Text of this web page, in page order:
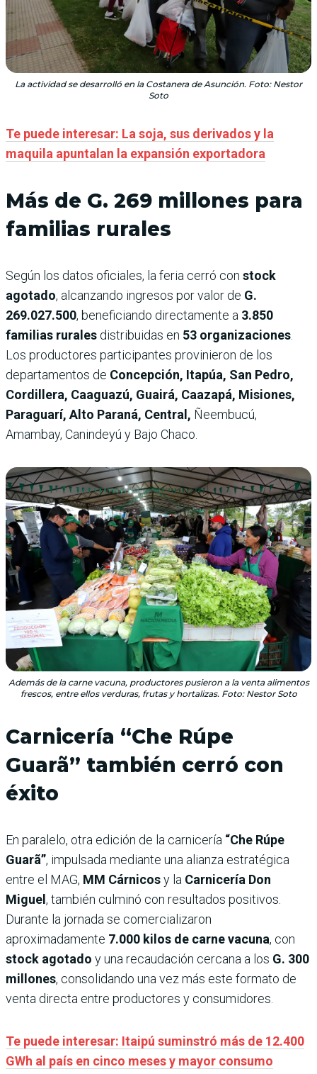
La actividad se desarrolló en la Costanera de Asunción. Foto: Nestor
Soto
Te puede interesar: La soja, sus derivados y la
maquila apuntalan la expansión exportadora
Más de G. 269 millones para
familias rurales
Según los datos oficiales, la feria cerró con stock
agotado, alcanzando ingresos por valor de G.
269.027.500, beneficiando directamente a 3.850
familias rurales distribuidas en 53 organizaciones
Los productores participantes provinieron de los
departamentos de Concepción, Itapúa, San Pedro,
Cordillera, Caaguazú, Guairá, Caazapá, Misiones,
Paraguarí, Alto Paraná, Central, Ñeembucú,
Amambay, Canindeyú y Bajo Chaco.
Además de la carne vacuna, productores pusieron a la venta alimentos
frescos, entre ellos verduras, frutas y hortalizas. Foto: Nestor Soto
Carnicería “Che Rúpe
Guarã” también cerró con
éxito
En paralelo, otra edición de la carnicería “Che Rúpe
Guarã”, impulsada mediante una alianza estratégica
entre el MAG, MM Cárnicosy la Carnicería Don
Miguel, también culminó con resultados positivos.
Durante la jornada se comercializaron
aproximadamente 7.000 kilos de carne vacuna, con
stock agotado y una recaudación cercana a los G. 300
millones, consolidando una vez más este formato de
venta directa entre productores y consumidores.
Te puede interesar: Itaipú suminstró más de 12.400
GWh al país en cinco meses y mayor consumo